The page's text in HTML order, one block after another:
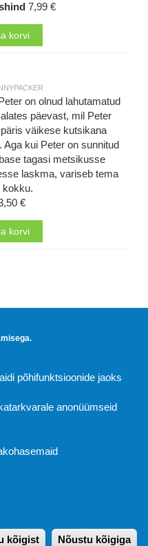
7,99 €
korvi
on olnud lahutamatud
päevast, mil Peter
väikese kutsikana
Aga kui Peter on sunnitud
tagasi metsikusse
laskma, variseb tema
kokku.
€
korvi
OÜ © 2020
VI korrus), Tallinn
põhifunktsioonide jaoks
anonüümseid
kõigist Nõustu kõigiga